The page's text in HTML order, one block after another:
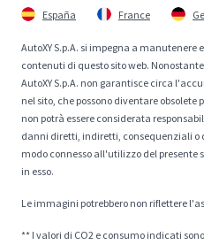
España France
AutoXY S.p.A. si impegna a
contenuti di questo sito web.
AutoXY S.p.A. non garantisce circa
nel sito, che possono diventare obsolete
non potrà essere considerata
danni diretti, indiretti, consequenziali o
modo connesso all'utilizzo del
in esso.
Le immagini potrebbero non riflettere
** I valori di CO2 e consumo indicati